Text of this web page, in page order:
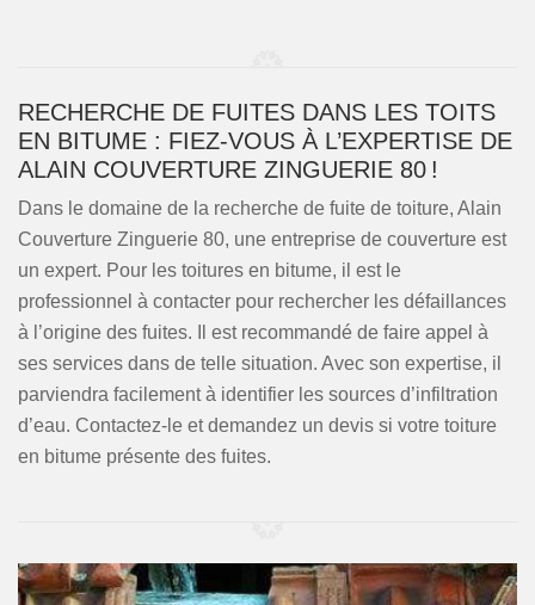
RECHERCHE DE FUITES DANS LES TOITS
EN BITUME : FIEZ-VOUS À L’EXPERTISE DE
ALAIN COUVERTURE ZINGUERIE 80 !
Dans le domaine de la recherche de fuite de toiture, Alain
Couverture Zinguerie 80, une entreprise de couverture est
un expert. Pour les toitures en bitume, il est le
professionnel à contacter pour rechercher les défaillances
à l’origine des fuites. Il est recommandé de faire appel à
ses services dans de telle situation. Avec son expertise, il
parviendra facilement à identifier les sources d’infiltration
d’eau. Contactez-le et demandez un devis si votre toiture
en bitume présente des fuites.